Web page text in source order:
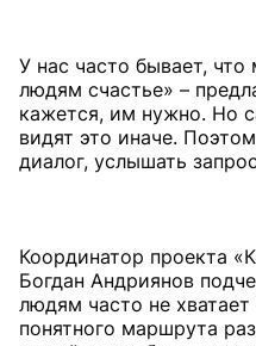
У нас часто бывает,
людям счастье» –
кажется, им нужно. Но
видят это иначе.
диалог, услышать
Координатор проекта
Богдан Андриянов
людям часто не
понятного маршрута